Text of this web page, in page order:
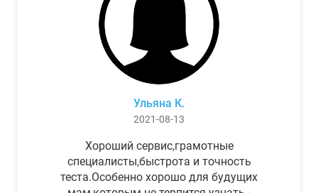
Ульяна К.
2021-08-13
Хороший сервис,грамотные
специалисты,быстрота и точность
теста.Особенно хорошо для будущих